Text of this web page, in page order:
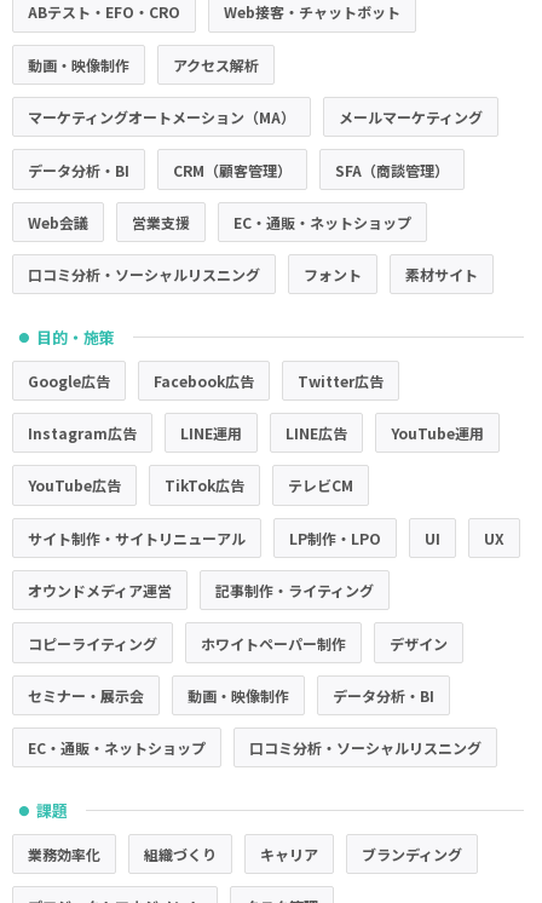
ABテスト・EFO・CRO Web接客・チャットボット
動画・映像制作 アクセス解析
マーケティングオートメーション（MA） メールマーケティング
データ分析・BI CRM（顧客管理） SFA（商談管理）
Web会議 営業支援 EC・通販・ネットショップ
口コミ分析・ソーシャルリスニング フォント 素材サイト
● 目的・施策
Google広告 Facebook広告 Twitter広告
Instagram広告 LINE運用 LINE広告 YouTube運用
YouTube広告 TikTok広告 テレビCM
サイト制作・サイトリニューアル LP制作・LPO UI UX
オウンドメディア運営 記事制作・ライティング
コピーライティング ホワイトペーパー制作 デザイン
セミナー・展示会 動画・映像制作 データ分析・BI
EC・通販・ネットショップ 口コミ分析・ソーシャルリスニング
● 課題
業務効率化 組織づくり キャリア ブランディング